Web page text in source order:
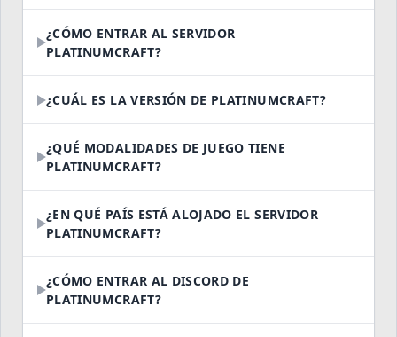
¿CÓMO ENTRAR AL SERVIDOR
PLATINUMCRAFT?
¿CUÁL ES LA VERSIÓN DE PLATINUMCRAFT?
¿QUÉ MODALIDADES DE JUEGO TIENE
PLATINUMCRAFT?
¿EN QUÉ PAÍS ESTÁ ALOJADO EL SERVIDOR
PLATINUMCRAFT?
¿CÓMO ENTRAR AL DISCORD DE
PLATINUMCRAFT?